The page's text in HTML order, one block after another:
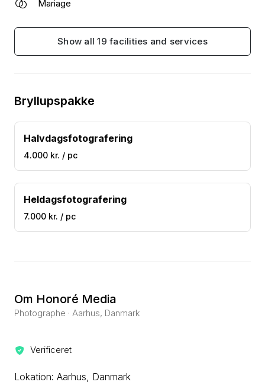
Mariage
Show all 19 facilities and services
Bryllupspakke
Halvdagsfotografering
4.000 kr. / pc
Heldagsfotografering
7.000 kr. / pc
Om Honoré Media
Photographe · Aarhus, Danmark
Verificeret
Lokation: Aarhus, Danmark